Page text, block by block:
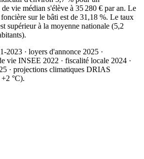
vie médian s'élève à 35 280 € par an. Le
sur le bâti est de 31,18 %. Le taux
supérieur à la moyenne nationale (5,2
2023 · loyers d'annonce 2025 ·
vie INSEE 2022 · fiscalité locale 2024 ·
· projections climatiques DRIAS
°C).